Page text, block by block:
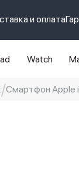
и оплата
Watch
Смартфон Apple